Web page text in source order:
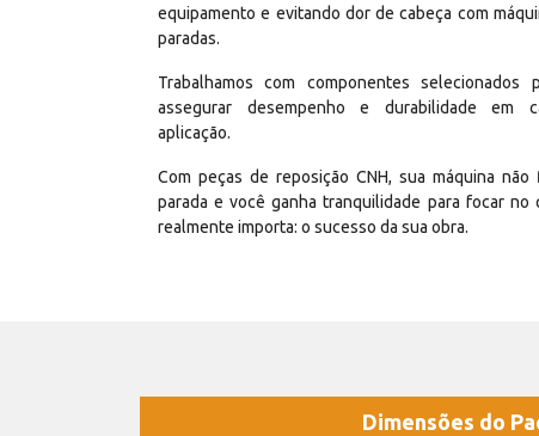
equipamento e evitando dor de cabeça com
paradas.
Trabalhamos com componentes selecionados
assegurar desempenho e durabilidade em
aplicação.
Com peças de reposição CNH, sua máquina não
parada e você ganha tranquilidade para focar no
realmente importa: o sucesso da sua obra.
Dimensões do